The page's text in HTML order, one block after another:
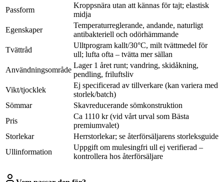
Passform
Kroppsnära utan att kännas för tajt; elastisk
midja
Egenskaper
Temperaturreglerande, andande, naturligt
antibakteriell och odörhämmande
Tvättråd
Ulltprogram kallt/30°C, milt tvättmedel för
ull; lufta ofta – tvätta mer sällan
Användningsområde
Lager 1 året runt; vandring, skidåkning,
pendling, friluftsliv
Vikt/tjocklek
Ej specificerad av tillverkare (kan variera med
storlek/batch)
Sömmar
Skavreducerande sömkonstruktion
Pris
Ca 1110 kr (vid vårt urval som Bästa
premiumvalet)
Storlekar
Herrstorlekar; se återförsäljarens storleksguide
Ullinformation
Uppgift om mulesingfri ull ej verifierad –
kontrollera hos återförsäljare